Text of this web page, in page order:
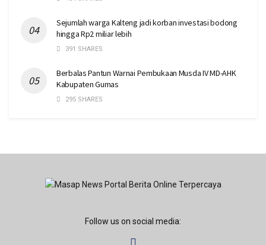
Sejumlah warga Kalteng jadi korban investasi bodong
hingga Rp2 miliar lebih
391 SHARES
Berbalas Pantun Warnai Pembukaan Musda IV MD-AHK
Kabupaten Gumas
295 SHARES
Follow us on social media: